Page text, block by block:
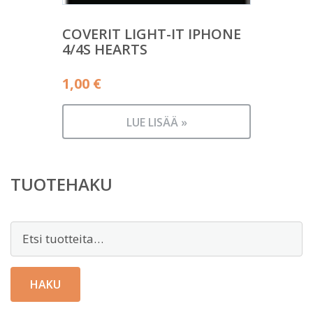
COVERIT LIGHT-IT IPHONE
4/4S HEARTS
1,00 €
LUE LISÄÄ »
TUOTEHAKU
Etsi:
HAKU